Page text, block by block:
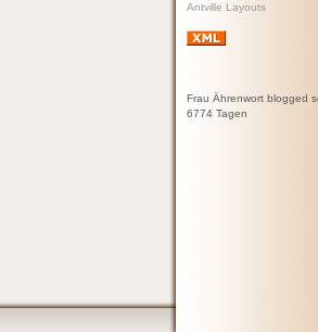
Antville Layouts
Frau Ährenwort blogged
6774 Tagen